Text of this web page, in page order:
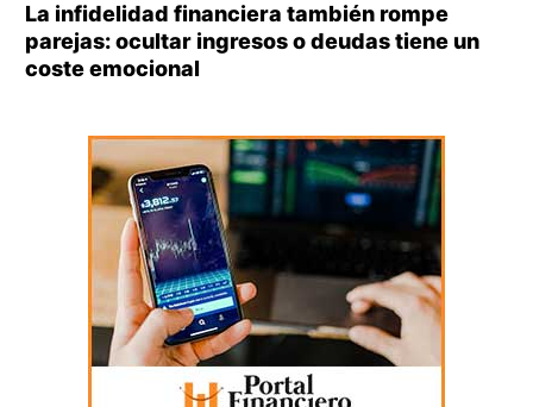
La infidelidad financiera también rompe
parejas: ocultar ingresos o deudas tiene un
coste emocional